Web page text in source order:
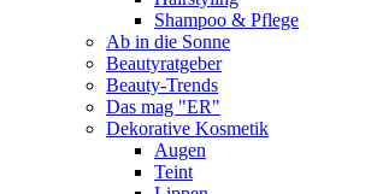
Shampoo & Pflege
Ab in die Sonne
Beautyratgeber
Beauty-Trends
Das mag "ER"
Dekorative Kosmetik
Augen
Teint